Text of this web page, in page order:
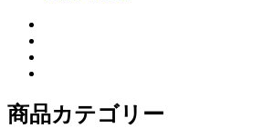
商品カテゴリー